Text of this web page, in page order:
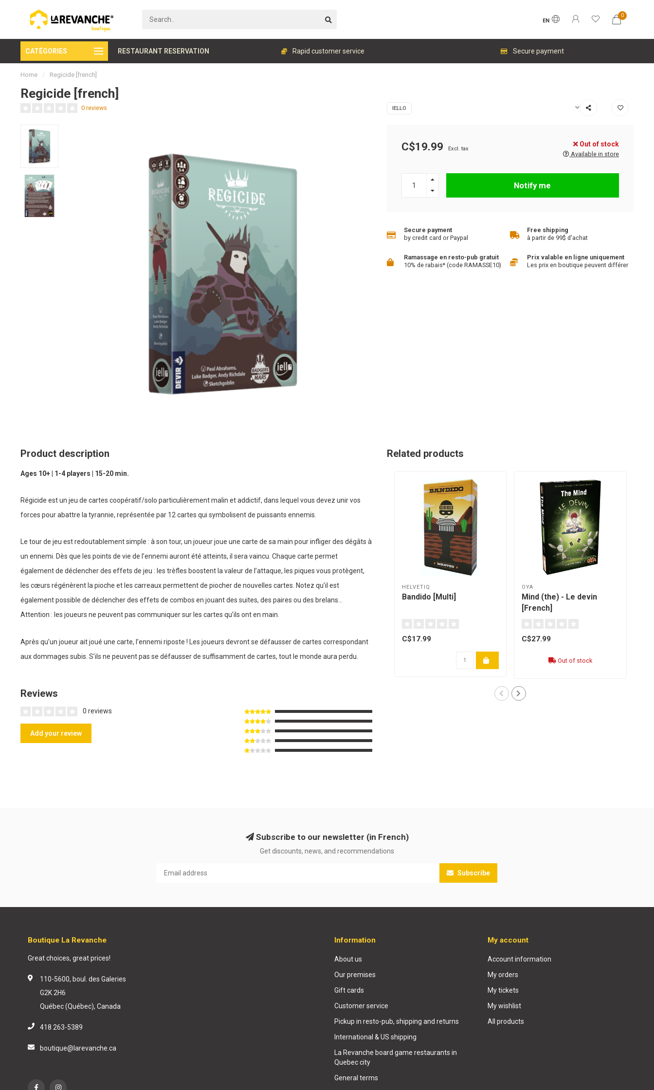
EN
0
CATÉGORIES RESTAURANT RESERVATION
Secure payment Rapid customer service Secure payment
Home / Regicide [french]
Regicide [french]
0 reviews IELLO
C$19.99 Excl. tax
Out of stock
Available in store
Notify me
Secure payment
by credit card or Paypal
Free shipping
à partir de 99$ d'achat
Ramassage en resto-pub gratuit
10% de rabais* (code RAMASSE10)
Prix valable en ligne uniquement
Les prix en boutique peuvent différer
Product description
Ages 10+ | 1-4 players | 15-20 min.
Régicide est un jeu de cartes coopératif/solo particulièrement malin et addictif, dans lequel vous devez unir vos
forces pour abattre la tyrannie, représentée par 12 cartes qui symbolisent de puissants ennemis.
Le tour de jeu est redoutablement simple : à son tour, un joueur joue une carte de sa main pour infliger des dégâts à
un ennemi. Dès que les points de vie de l’ennemi auront été atteints, il sera vaincu. Chaque carte permet
également de déclencher des effets de jeu : les trèfles boostent la valeur de l’attaque, les piques vous protègent,
les cœurs régénèrent la pioche et les carreaux permettent de piocher de nouvelles cartes. Notez qu’il est
également possible de déclencher des effets de combos en jouant des suites, des paires ou des brelans…
Attention : les joueurs ne peuvent pas communiquer sur les cartes qu’ils ont en main.
Après qu’un joueur ait joué une carte, l’ennemi riposte ! Les joueurs devront se défausser de cartes correspondant
aux dommages subis. S’ils ne peuvent pas se défausser de suffisamment de cartes, tout le monde aura perdu.
Reviews
0 reviews
Add your review
Related products
HELVETIQ
Bandido [Multi]
C$17.99
OYA
Mind (the) - Le devin
[French]
C$27.99
Out of stock
Subscribe to our newsletter (in French)
Get discounts, news, and recommendations
Subscribe
Boutique La Revanche
Great choices, great prices!
110-5600, boul. des Galeries
G2K 2H6
Québec (Québec), Canada
418 263-5389
boutique@larevanche.ca
Information
About us
Our premises
Gift cards
Customer service
Pickup in resto-pub, shipping and returns
International & US shipping
La Revanche board game restaurants in
Quebec city
General terms
My account
Account information
My orders
My tickets
My wishlist
All products